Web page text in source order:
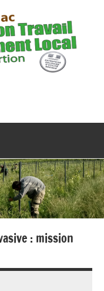
: mission